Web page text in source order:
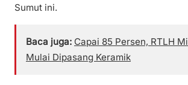
Sumut ini.
Baca juga: Capai 85 Persen, RTLH
Mulai Dipasang Keramik